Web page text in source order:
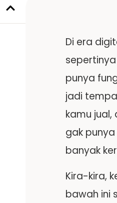
Di era
punya
jadi
kamu jual,
gak
banyak
Kira-kira,
bawah ini